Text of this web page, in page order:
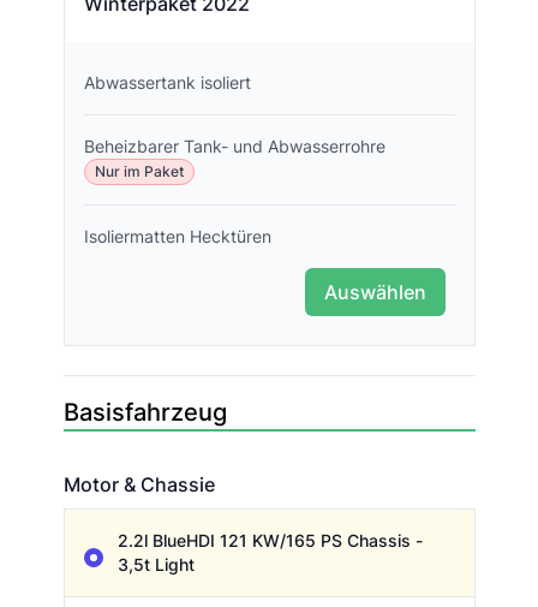
Abwassertank isoliert
Beheizbarer Tank- und Abwasserrohre
Nur im Paket
Isoliermatten Hecktüren
Auswählen
Basisfahrzeug
Motor & Chassie
2.2l BlueHDI 121 KW/165 PS Chassis -
3,5t Light